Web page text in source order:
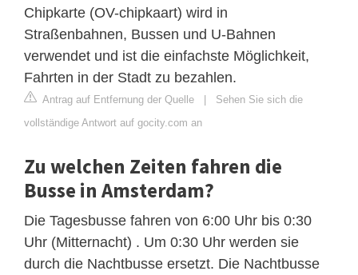
Chipkarte (OV-chipkaart) wird in
Straßenbahnen, Bussen und U-Bahnen
verwendet und ist die einfachste Möglichkeit,
Fahrten in der Stadt zu bezahlen.
Antrag auf Entfernung der Quelle | Sehen Sie sich die
vollständige Antwort auf gocity.com an
Zu welchen Zeiten fahren die
Busse in Amsterdam?
Die Tagesbusse fahren von 6:00 Uhr bis 0:30
Uhr (Mitternacht) . Um 0:30 Uhr werden sie
durch die Nachtbusse ersetzt. Die Nachtbusse